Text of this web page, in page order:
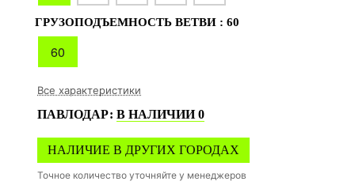
ГРУЗОПОДЪЕМНОСТЬ ВЕТВИ : 60
60
Все характеристики
ПАВЛОДАР: В НАЛИЧИИ0
НАЛИЧИЕ В ДРУГИХ ГОРОДАХ
Точное количество уточняйте у менеджеров